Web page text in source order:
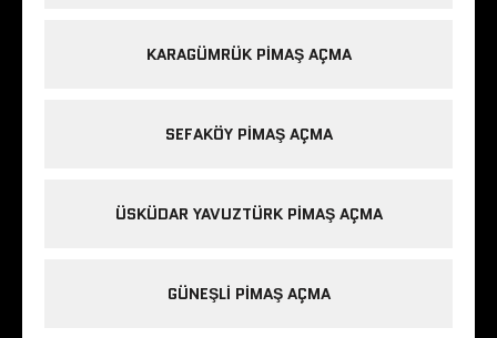
KARAGÜMRÜK PIMAŞ AÇMA
SEFAKÖY PIMAŞ AÇMA
ÜSKÜDAR YAVUZTÜRK PIMAŞ AÇMA
GÜNEŞLI PIMAŞ AÇMA